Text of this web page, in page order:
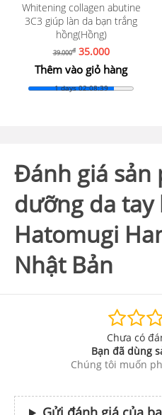
Dưỡng da tay chống nắng
Nivea Hand Cream 3 in 1
Anti-age Q10
116.500đ106.000
Thêm vào giỏ hàng
1 days 02:08:37
Đánh giá sản
dưỡng da tay
Hatomugi
Nhật Bản
Chưa có
Bạn đã dùng
Chúng tôi muốn